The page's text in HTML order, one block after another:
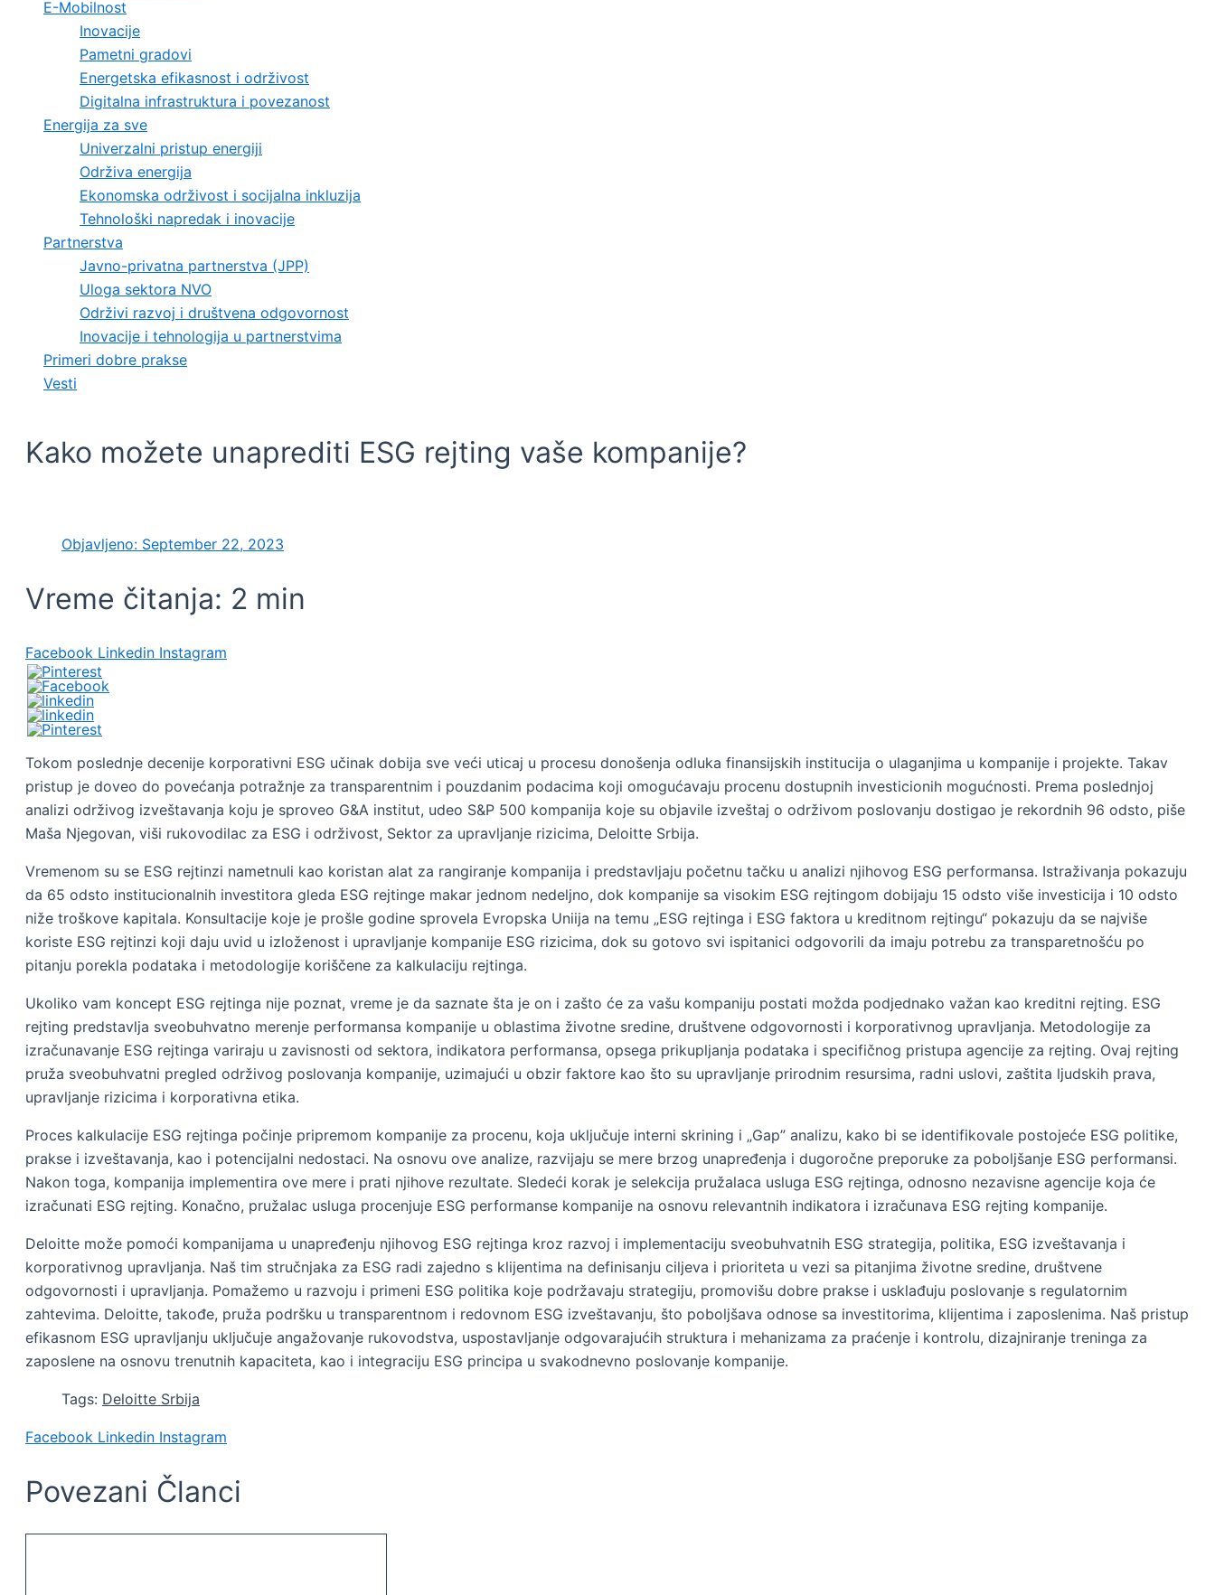
E-Mobilnost
Inovacije
Pametni gradovi
Energetska efikasnost i održivost
Digitalna infrastruktura i povezanost
Energija za sve
Univerzalni pristup energiji
Održiva energija
Ekonomska održivost i socijalna inkluzija
Tehnološki napredak i inovacije
Partnerstva
Javno-privatna partnerstva (JPP)
Uloga sektora NVO
Održivi razvoj i društvena odgovornost
Inovacije i tehnologija u partnerstvima
Primeri dobre prakse
Vesti
Kako možete unaprediti ESG rejting vaše kompanije?
Objavljeno: September 22, 2023
Vreme čitanja: 2 min
Facebook Linkedin Instagram
Tokom poslednje decenije korporativni ESG učinak dobija sve veći uticaj u procesu donošenja odluka finansijskih institucija o ulaganjima u kompanije i projekte. Takav
pristup je doveo do povećanja potražnje za transparentnim i pouzdanim podacima koji omogućavaju procenu dostupnih investicionih mogućnosti. Prema poslednjoj
analizi održivog izveštavanja koju je sproveo G&A institut, udeo S&P 500 kompanija koje su objavile izveštaj o održivom poslovanju dostigao je rekordnih 96 odsto, piše
Maša Njegovan, viši rukovodilac za ESG i održivost, Sektor za upravljanje rizicima, Deloitte Srbija.
Vremenom su se ESG rejtinzi nametnuli kao koristan alat za rangiranje kompanija i predstavljaju početnu tačku u analizi njihovog ESG performansa. Istraživanja pokazuju
da 65 odsto institucionalnih investitora gleda ESG rejtinge makar jednom nedeljno, dok kompanije sa visokim ESG rejtingom dobijaju 15 odsto više investicija i 10 odsto
niže troškove kapitala. Konsultacije koje je prošle godine sprovela Evropska Uniija na temu „ESG rejtinga i ESG faktora u kreditnom rejtingu“ pokazuju da se najviše
koriste ESG rejtinzi koji daju uvid u izloženost i upravljanje kompanije ESG rizicima, dok su gotovo svi ispitanici odgovorili da imaju potrebu za transparetnošću po
pitanju porekla podataka i metodologije koriščene za kalkulaciju rejtinga.
Ukoliko vam koncept ESG rejtinga nije poznat, vreme je da saznate šta je on i zašto će za vašu kompaniju postati možda podjednako važan kao kreditni rejting. ESG
rejting predstavlja sveobuhvatno merenje performansa kompanije u oblastima životne sredine, društvene odgovornosti i korporativnog upravljanja. Metodologije za
izračunavanje ESG rejtinga variraju u zavisnosti od sektora, indikatora performansa, opsega prikupljanja podataka i specifičnog pristupa agencije za rejting. Ovaj rejting
pruža sveobuhvatni pregled održivog poslovanja kompanije, uzimajući u obzir faktore kao što su upravljanje prirodnim resursima, radni uslovi, zaštita ljudskih prava,
upravljanje rizicima i korporativna etika.
Proces kalkulacije ESG rejtinga počinje pripremom kompanije za procenu, koja uključuje interni skrining i „Gap” analizu, kako bi se identifikovale postojeće ESG politike,
prakse i izveštavanja, kao i potencijalni nedostaci. Na osnovu ove analize, razvijaju se mere brzog unapređenja i dugoročne preporuke za poboljšanje ESG performansi.
Nakon toga, kompanija implementira ove mere i prati njihove rezultate. Sledeći korak je selekcija pružalaca usluga ESG rejtinga, odnosno nezavisne agencije koja će
izračunati ESG rejting. Konačno, pružalac usluga procenjuje ESG performanse kompanije na osnovu relevantnih indikatora i izračunava ESG rejting kompanije.
Deloitte može pomoći kompanijama u unapređenju njihovog ESG rejtinga kroz razvoj i implementaciju sveobuhvatnih ESG strategija, politika, ESG izveštavanja i
korporativnog upravljanja. Naš tim stručnjaka za ESG radi zajedno s klijentima na definisanju ciljeva i prioriteta u vezi sa pitanjima životne sredine, društvene
odgovornosti i upravljanja. Pomažemo u razvoju i primeni ESG politika koje podržavaju strategiju, promovišu dobre prakse i usklađuju poslovanje s regulatornim
zahtevima. Deloitte, takođe, pruža podršku u transparentnom i redovnom ESG izveštavanju, što poboljšava odnose sa investitorima, klijentima i zaposlenima. Naš pristup
efikasnom ESG upravljanju uključuje angažovanje rukovodstva, uspostavljanje odgovarajućih struktura i mehanizama za praćenje i kontrolu, dizajniranje treninga za
zaposlene na osnovu trenutnih kapaciteta, kao i integraciju ESG principa u svakodnevno poslovanje kompanije.
Tags: Deloitte Srbija
Facebook Linkedin Instagram
Povezani Članci